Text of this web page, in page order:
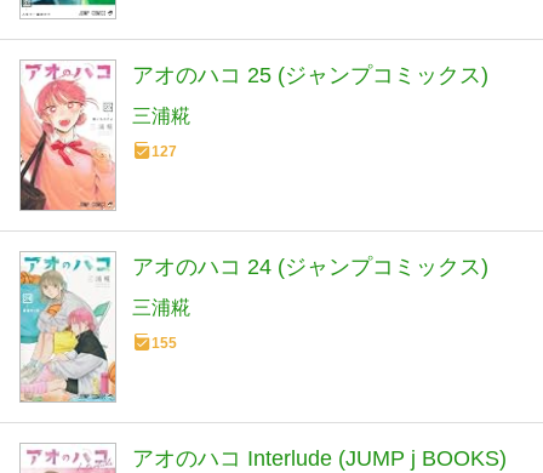
アオのハコ 25 (ジャンプコミックス)
三浦糀
127
アオのハコ 24 (ジャンプコミックス)
三浦糀
155
アオのハコ Interlude (JUMP j BOOKS)